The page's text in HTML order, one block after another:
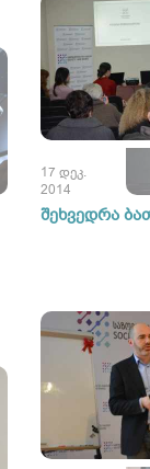
17 დეკ.
2014
შეხვედრა